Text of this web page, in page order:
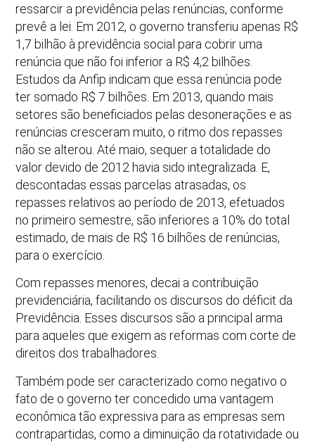
ressarcir a previdência pelas renúncias, conforme
prevê a lei. Em 2012, o governo transferiu apenas R$
1,7 bilhão à previdência social para cobrir uma
renúncia que não foi inferior a R$ 4,2 bilhões.
Estudos da Anfip indicam que essa renúncia pode
ter somado R$ 7 bilhões. Em 2013, quando mais
setores são beneficiados pelas desonerações e as
renúncias cresceram muito, o ritmo dos repasses
não se alterou. Até maio, sequer a totalidade do
valor devido de 2012 havia sido integralizada. E,
descontadas essas parcelas atrasadas, os
repasses relativos ao período de 2013, efetuados
no primeiro semestre, são inferiores a 10% do total
estimado, de mais de R$ 16 bilhões de renúncias,
para o exercício.
Com repasses menores, decai a contribuição
previdenciária, facilitando os discursos do déficit da
Previdência. Esses discursos são a principal arma
para aqueles que exigem as reformas com corte de
direitos dos trabalhadores.
Também pode ser caracterizado como negativo o
fato de o governo ter concedido uma vantagem
econômica tão expressiva para as empresas sem
contrapartidas, como a diminuição da rotatividade ou